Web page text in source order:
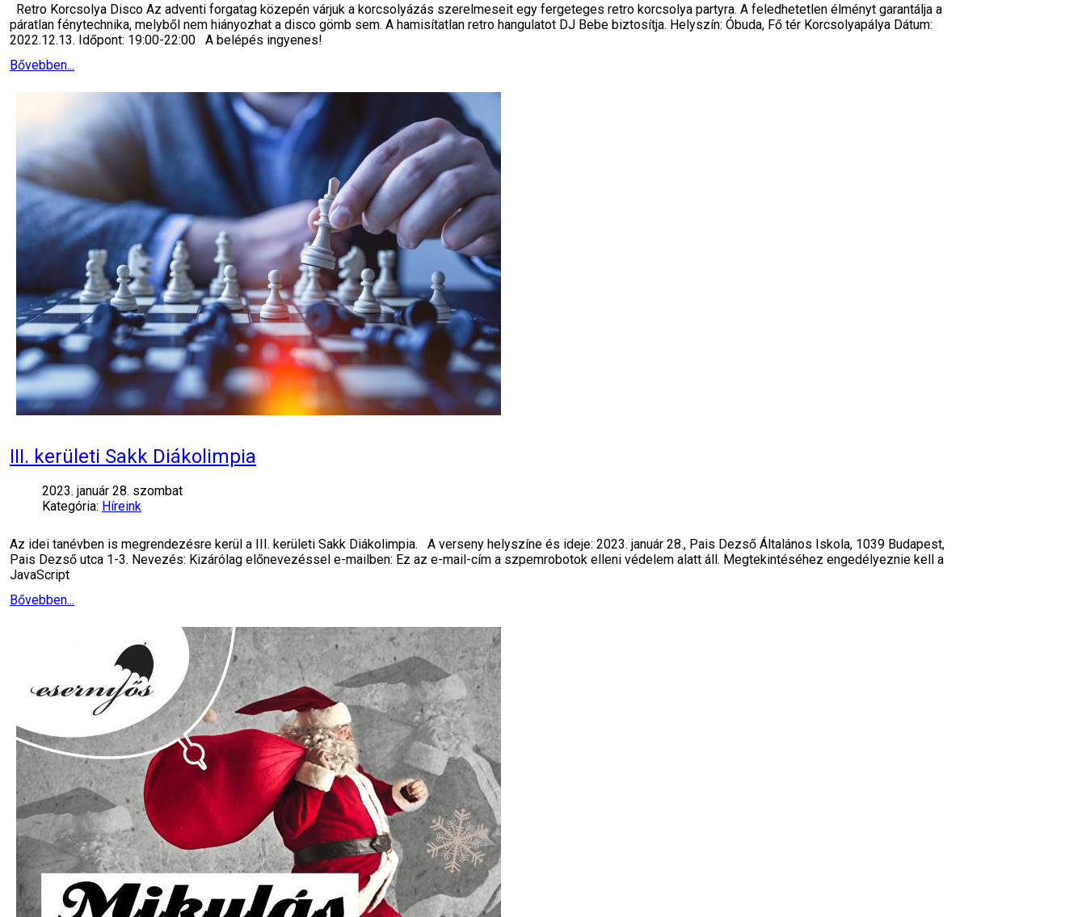
Retro Korcsolya Disco Az adventi forgatag közepén várjuk a korcsolyázás szerelmeseit egy fergeteges retro korcsolya partyra. A feledhetetlen élményt garantálja a
páratlan fénytechnika, melyből nem hiányozhat a disco gömb sem. A hamisítatlan retro hangulatot DJ Bebe biztosítja. Helyszín: Óbuda, Fő tér Korcsolyapálya Dátum:
2022.12.13. Időpont: 19:00-22:00 A belépés ingyenes!
Bővebben...
III. kerületi Sakk Diákolimpia
2023. január 28. szombat
Kategória: Híreink
Az idei tanévben is megrendezésre kerül a III. kerületi Sakk Diákolimpia. A verseny helyszíne és ideje: 2023. január 28., Pais Dezső Általános Iskola, 1039 Budapest,
Pais Dezső utca 1-3. Nevezés: Kizárólag előnevezéssel e-mailben: Ez az e-mail-cím a szpemrobotok elleni védelem alatt áll. Megtekintéséhez engedélyeznie kell a
JavaScript
Bővebben...